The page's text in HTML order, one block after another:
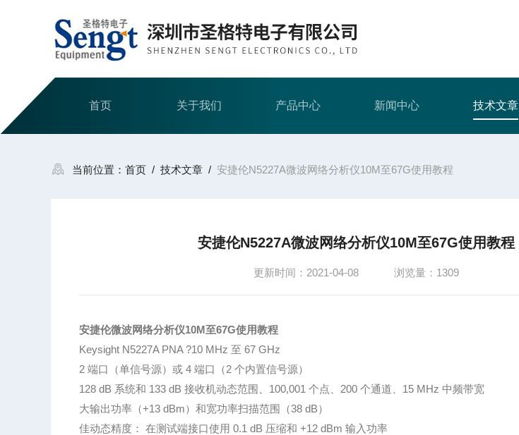
首页 关于我们 产品中心 新闻中心 技术文章
当前位置： 首页 / 技术文章 / 安捷伦N5227A微波网络分析仪10M至67G使用教程
安捷伦N5227A微波网络分析仪10M至67G使用教程
更新时间：2021-04-08 浏览量：1309
安捷伦微波网络分析仪10M至67G使用教程
Keysight N5227A PNA ?10 MHz 至 67 GHz
2 端口（单信号源）或 4 端口（2 个内置信号源）
128 dB 系统和 133 dB 接收机动态范围、100,001 个点、200 个通道、15 MHz 中频带宽
大输出功率（+13 dBm）和宽功率扫描范围（38 dB）
佳动态精度： 在测试端接口使用 0.1 dB 压缩和 +12 dBm 输入功率